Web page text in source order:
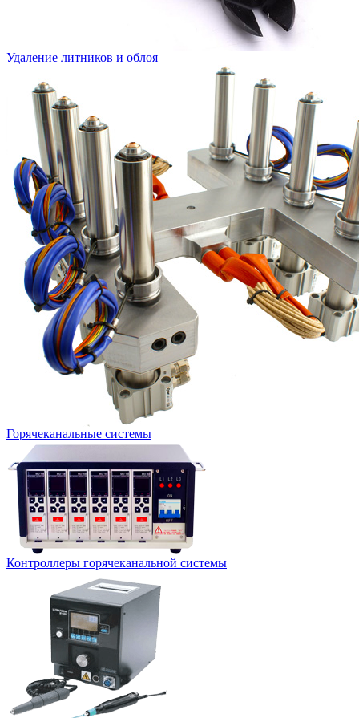
Удаление литников и облоя
Горячеканальные системы
Контроллеры горячеканальной системы